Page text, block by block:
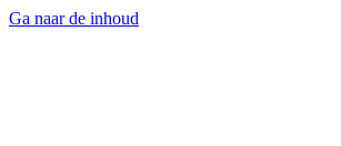
Ga naar de inhoud